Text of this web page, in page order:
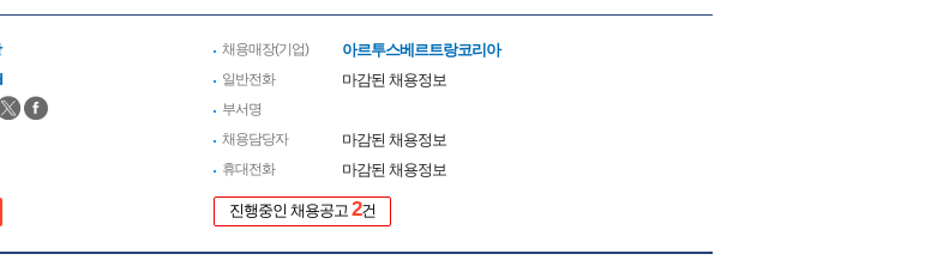
채용매장(기업) 아르투스베르트랑코리아
일반전화 마감된 채용정보
부서명
채용담당자
마감된 채용정보
휴대전화 마감된 채용정보
진행중인 채용공고 2건